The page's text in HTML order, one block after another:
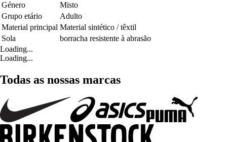
Género
Misto
Grupo etário
Adulto
Material principal Material sintético / têxtil
Sola
borracha resistente à abrasão
Loading...
Loading...
Todas as nossas marcas